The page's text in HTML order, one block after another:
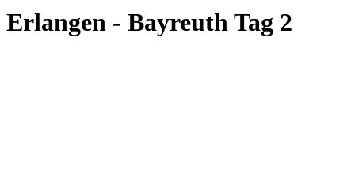
Erlangen - Bayreuth Tag 2